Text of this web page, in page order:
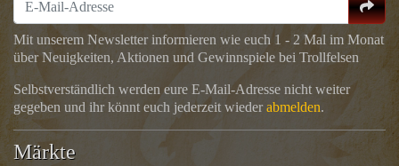
Mit unserem Newsletter informieren wie euch 1 - 2 Mal im Monat
über Neuigkeiten, Aktionen und Gewinnspiele bei Trollfelsen
Selbstverständlich werden eure E-Mail-Adresse nicht weiter
gegeben und ihr könnt euch jederzeit wiederabmelden.
Märkte